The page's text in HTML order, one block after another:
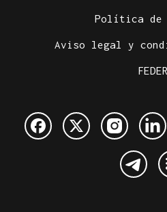
Política de
Aviso legal y
FEDER